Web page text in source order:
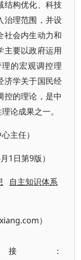
结构优化、科技
治理范围，并设
社会内生动力和
主要以政府运用
的宏观调控理
济学关于国民经
控的理论，是中
论成果之一。
主任）
1日第9版）
自主知识体系
）
：